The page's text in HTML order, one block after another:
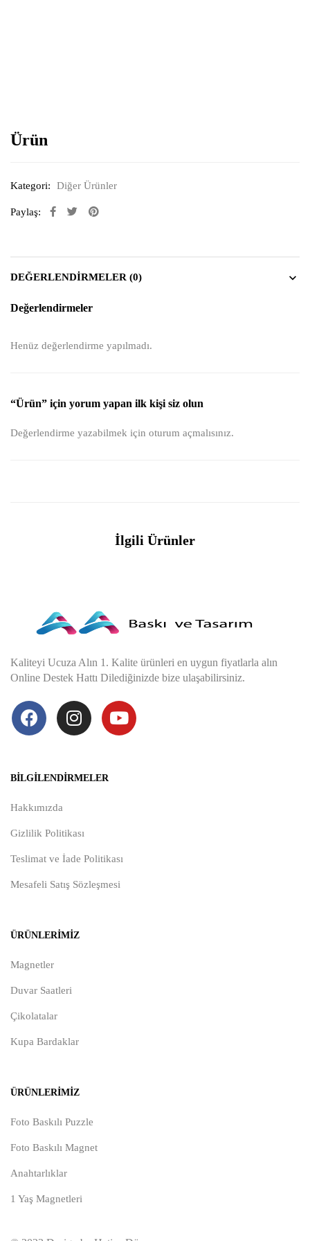
Ürün
Kategori: Diğer Ürünler
Paylaş:
DEĞERLENDIRMELER (0)
Değerlendirmeler
Henüz değerlendirme yapılmadı.
“Ürün” için yorum yapan ilk kişi siz olun
Değerlendirme yazabilmek için oturum açmalısınız.
İlgili Ürünler
Kaliteyi Ucuza Alın 1. Kalite ürünleri en uygun fiyatlarla alın
Online Destek Hattı Dilediğinizde bize ulaşabilirsiniz.
BILGILENDIRMELER
Hakkımızda
Gizlilik Politikası
Teslimat ve İade Politikası
Mesafeli Satış Sözleşmesi
ÜRÜNLERIMIZ
Magnetler
Duvar Saatleri
Çikolatalar
Kupa Bardaklar
ÜRÜNLERIMIZ
Foto Baskılı Puzzle
Foto Baskılı Magnet
Anahtarlıklar
1 Yaş Magnetleri